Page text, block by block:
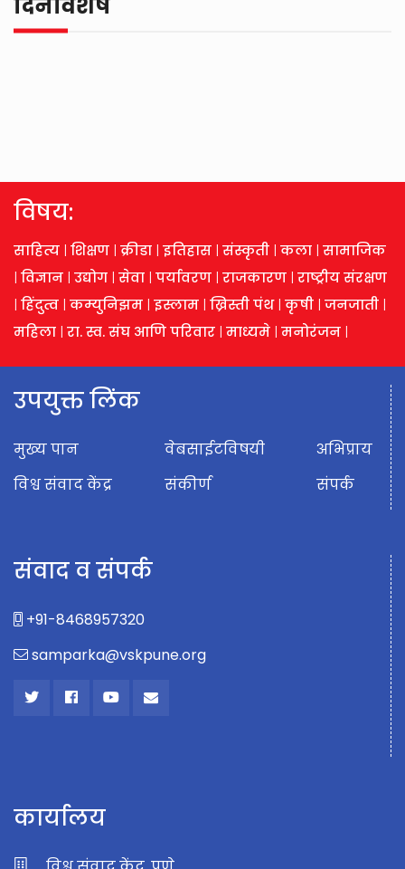
विषय:
साहित्य | शिक्षण | क्रीडा | इतिहास | संस्कृती | कला | सामाजिक
| विज्ञान | उद्योग | सेवा | पर्यावरण | राजकारण | राष्ट्रीय संरक्षण
| हिंदुत्व | कम्युनिझम | इस्लाम | ख्रिस्ती पंथ| कृषी | जनजाती |
महिला | रा. स्व. संघ आणि परिवार | माध्यमे | मनोरंजन |
उपयुक्त लिंक
मुख्य पान
विश्व संवाद केंद्र
वेबसाईटविषयी
संकीर्ण
अभिप्राय
संपर्क
संवाद व संपर्क
+91-8468957320
samparka@vskpune.org
कार्यालय